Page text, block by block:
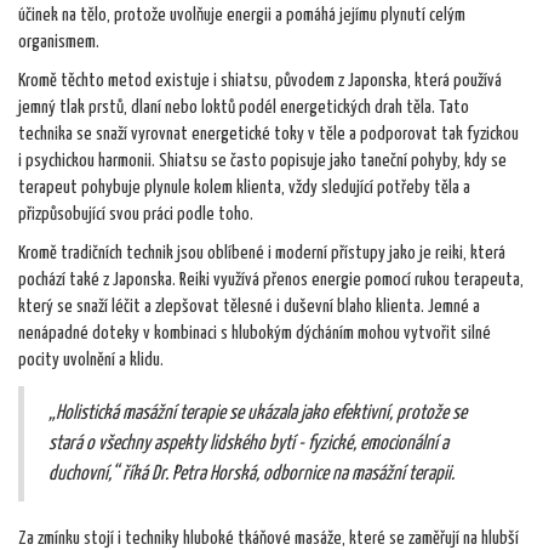
účinek na tělo, protože uvolňuje energii a pomáhá jejímu plynutí celým
organismem.
Kromě těchto metod existuje i shiatsu, původem z Japonska, která používá
jemný tlak prstů, dlaní nebo loktů podél energetických drah těla. Tato
technika se snaží vyrovnat energetické toky v těle a podporovat tak fyzickou
i psychickou harmonii. Shiatsu se často popisuje jako taneční pohyby, kdy se
terapeut pohybuje plynule kolem klienta, vždy sledující potřeby těla a
přizpůsobující svou práci podle toho.
Kromě tradičních technik jsou oblíbené i moderní přístupy jako je reiki, která
pochází také z Japonska. Reiki využívá přenos energie pomocí rukou terapeuta,
který se snaží léčit a zlepšovat tělesné i duševní blaho klienta. Jemné a
nenápadné doteky v kombinaci s hlubokým dýcháním mohou vytvořit silné
pocity uvolnění a klidu.
„Holistická masážní terapie se ukázala jako efektivní, protože se
stará o všechny aspekty lidského bytí - fyzické, emocionální a
duchovní,“ říká Dr. Petra Horská, odbornice na masážní terapii.
Za zmínku stojí i techniky hluboké tkáňové masáže, které se zaměřují na hlubší